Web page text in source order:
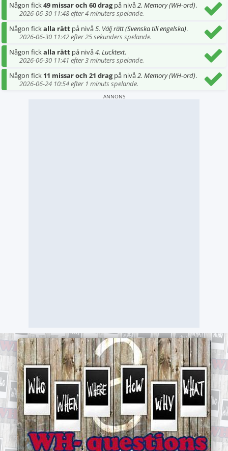
Någon fick49 missar och 60 dragpå nivå2. Memory (WH-ord).
2026-06-30 11:48 efter 4 minuters spelande.
Någon fickalla rätt på nivå5. Välj rätt (Svenska till engelska).
2026-06-30 11:42 efter 25 sekunders spelande.
Någon fickalla rätt på nivå4. Lucktext.
2026-06-30 11:41 efter 3 minuters spelande.
Någon fick 11 missar och 21 dragpå nivå2. Memory (WH-ord).
2026-06-24 10:54 efter 1 minuts spelande.
ANNONS